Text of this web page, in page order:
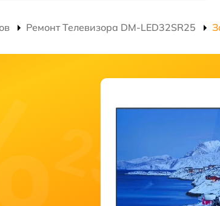
Ремонт Телевизора DM-LED32SR25